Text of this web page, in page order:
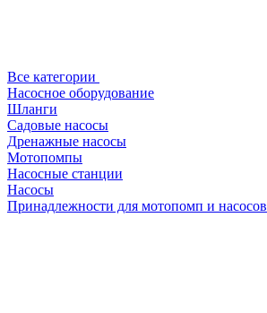
Все категории
Насосное оборудование
Шланги
Садовые насосы
Дренажные насосы
Мотопомпы
Насосные станции
Насосы
Принадлежности для мотопомп и насосов